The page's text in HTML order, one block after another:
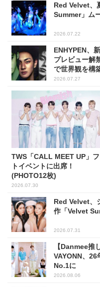
Red Velvet、
Summer」ム
2026.07.22
ENHYPEN、
プレビュー解
で世界観を構
2026.07.27
TWS「CALL MEET UP」フ
トイベントに出席！
(PHOTO12枚)
2026.07.30
Red Velvet、
作「Velvet
2026.07.31
【Danmee推
VAYONN、26
No.1に
2026.08.06